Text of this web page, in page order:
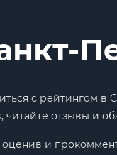
с рейтингом
читайте отзывы и
и